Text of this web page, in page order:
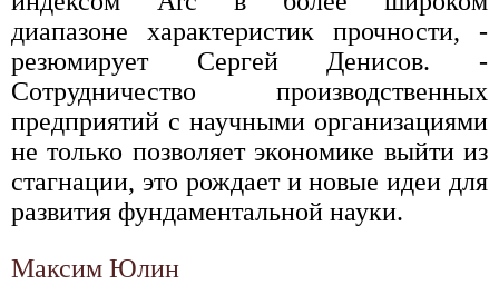
диапазоне характеристик прочности, -
резюмирует Сергей Денисов. -
Сотрудничество производственных
предприятий с научными организациями
не только позволяет экономике выйти из
стагнации, это рождает и новые идеи для
развития фундаментальной науки.
Максим Юлин